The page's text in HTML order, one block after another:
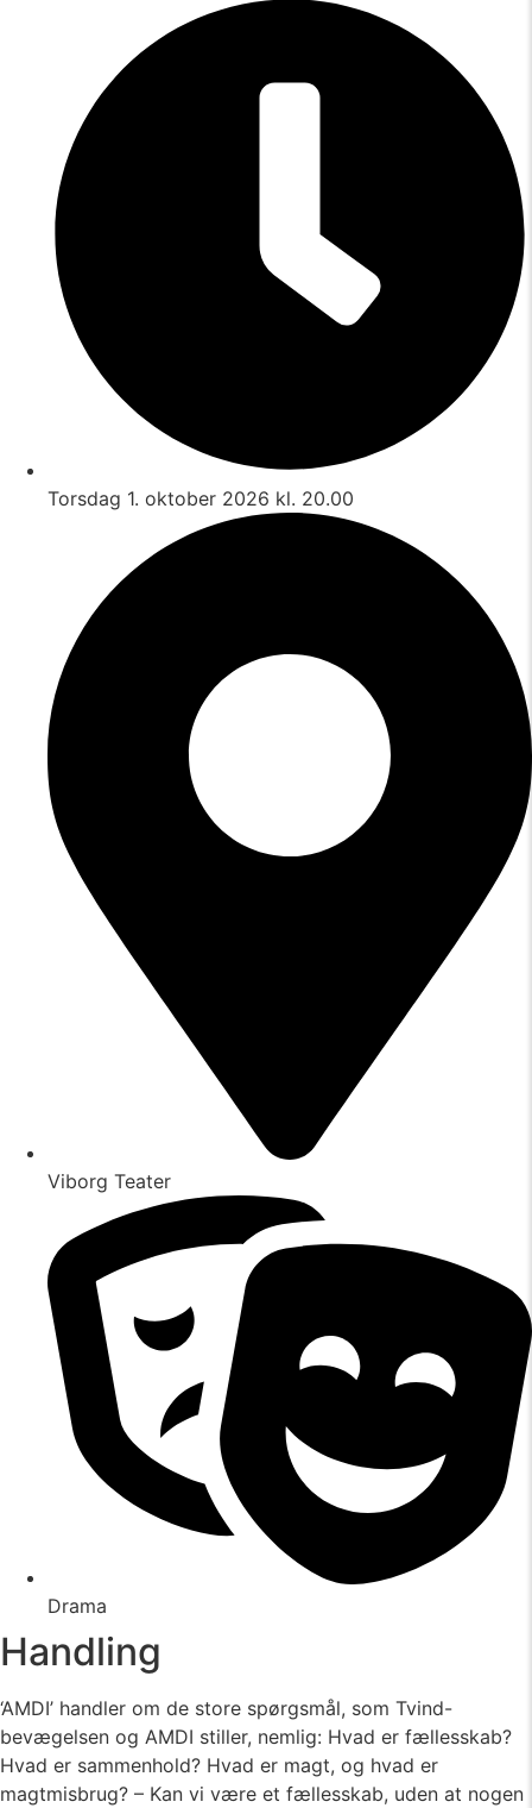
Torsdag 1. oktober 2026 kl. 20.00
Viborg Teater
Drama
Handling
‘AMDI’ handler om de store spørgsmål, som Tvind-
bevægelsen og AMDI stiller, nemlig: Hvad er fællesskab?
Hvad er sammenhold? Hvad er magt, og hvad er
magtmisbrug? – Kan vi være et fællesskab, uden at nogen